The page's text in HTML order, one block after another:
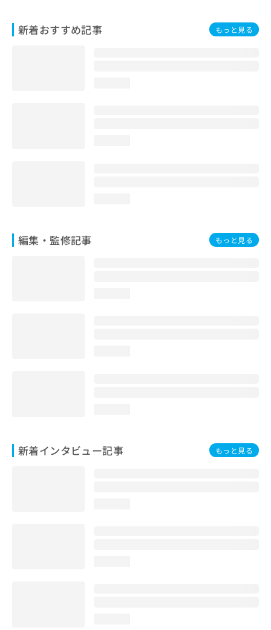
新着おすすめ記事 もっと見る
編集・監修記事 もっと見る
新着インタビュー記事 もっと見る
い